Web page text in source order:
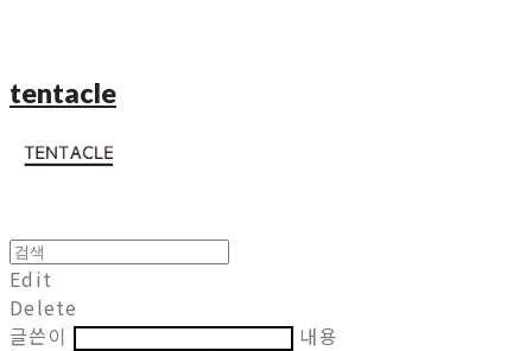
tentacle
Edit
Delete
글쓴이
내용